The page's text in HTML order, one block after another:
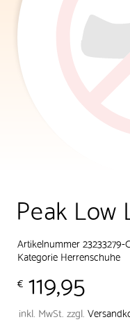
Peak Low
Artikelnummer 23233279-
KategorieHerrenschuhe
€ 119,95
inkl. MwSt.zzgl.